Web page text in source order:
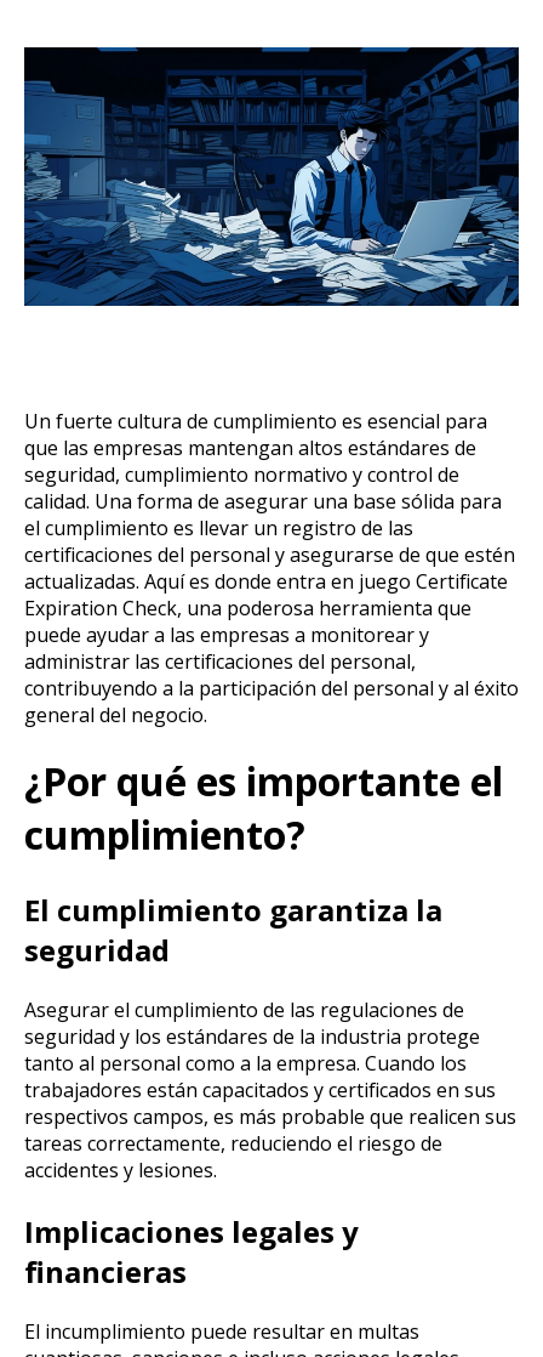
Un fuerte cultura de cumplimiento es esencial para
que las empresas mantengan altos estándares de
seguridad, cumplimiento normativo y control de
calidad. Una forma de asegurar una base sólida para
el cumplimiento es llevar un registro de las
certificaciones del personal y asegurarse de que estén
actualizadas. Aquí es donde entra en juego Certificate
Expiration Check, una poderosa herramienta que
puede ayudar a las empresas a monitorear y
administrar las certificaciones del personal,
contribuyendo a la participación del personal y al éxito
general del negocio.
¿Por qué es importante el
cumplimiento?
El cumplimiento garantiza la
seguridad
Asegurar el cumplimiento de las regulaciones de
seguridad y los estándares de la industria protege
tanto al personal como a la empresa. Cuando los
trabajadores están capacitados y certificados en sus
respectivos campos, es más probable que realicen sus
tareas correctamente, reduciendo el riesgo de
accidentes y lesiones.
Implicaciones legales y
financieras
El incumplimiento puede resultar en multas